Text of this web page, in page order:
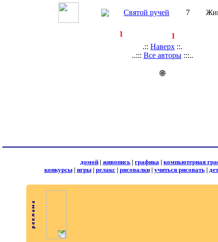
Святой ручей 7
1
1
.:: Наверх ::.
..::: Все авторы :::..
🌐
домой | живопись | графика | компьютерная
конкурсы| игры| релакс| рисовалки| учиться рисовать|